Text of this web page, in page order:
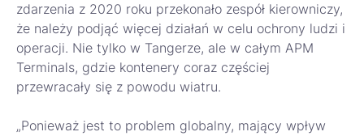
zdarzenia z 2020 roku przekonało zespół kierowniczy,
że należy podjąć więcej działań w celu ochrony ludzi i
operacji. Nie tylko w Tangerze, ale w całym APM
Terminals, gdzie kontenery coraz częściej
przewracały się z powodu wiatru.
„Ponieważ jest to problem globalny, mający wpływ